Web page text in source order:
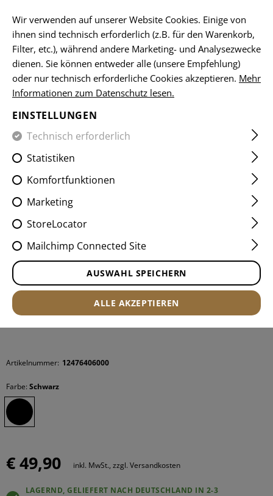
HOME SCHUSSWAFFENZUBEHÖR AR15 KOMPONENTEN
CG15 STOCK
Artikelnummer: 12476406000
Farbe: Schwarz
€ 49,90 inkl. MwSt., zzgl. Versandkosten
LAGERND, GELIEFERT NACH DEUTSCHLAND IN 2-3
Wir verwenden auf unserer Website Cookies. Einige von
ihnen sind technisch erforderlich (z.B. für den Warenkorb,
Filter, etc.), während andere Marketing- und Analysezwecke
dienen. Sie können entweder alle (unsere Empfehlung)
oder nur technisch erforderliche Cookies akzeptieren. Mehr
Informationen zum Datenschutz lesen.
EINSTELLUNGEN
Technisch erforderlich
Statistiken
Komfortfunktionen
Marketing
StoreLocator
Mailchimp Connected Site
AUSWAHL SPEICHERN
ALLE AKZEPTIEREN